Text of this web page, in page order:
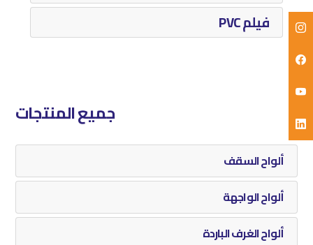
جميع المنتجات
ألواح السقف
ألواح الواجهة
ألواح الغرف الباردة
فيلم PVC